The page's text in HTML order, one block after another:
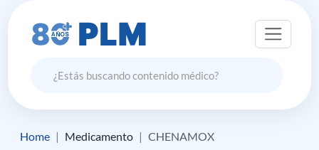
Home Medicamento CHENAMOX